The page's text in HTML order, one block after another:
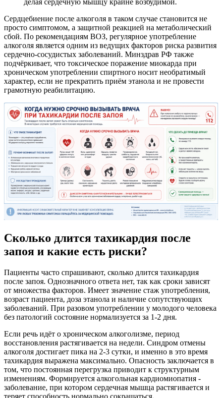
Сердцебиение после алкоголя в таком случае становится не
просто симптомом, а защитной реакцией на метаболический
сбой. По рекомендациям ВОЗ, регулярное употребление
алкоголя является одним из ведущих факторов риска развития
сердечно-сосудистых заболеваний. Минздрав РФ также
подчёркивает, что токсическое поражение миокарда при
хроническом употреблении спиртного носит необратимый
характер, если не прекратить приём этанола и не провести
грамотную реабилитацию.
Сколько длится тахикардия после
запоя и какие есть риски?
Пациенты часто спрашивают, сколько длится тахикардия
после запоя. Однозначного ответа нет, так как сроки зависят
от множества факторов. Имеет значение стаж употребления,
возраст пациента, доза этанола и наличие сопутствующих
заболеваний. При разовом употреблении у молодого человека
без патологий состояние нормализуется за 1-2 дня.
Если речь идёт о хроническом алкоголизме, период
восстановления растягивается на недели. Синдром отмены
алкоголя достигает пика на 2-3 сутки, и именно в это время
тахикардия выражена максимально. Опасность заключается в
том, что постоянная перегрузка приводит к структурным
изменениям. Формируется алкогольная кардиомиопатия -
заболевание, при котором сердечная мышца растягивается и